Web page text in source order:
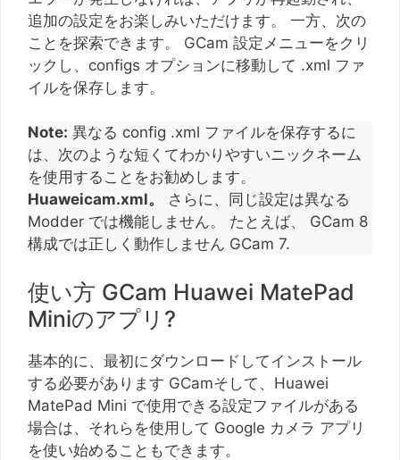
追加の設定をお楽しみいただけます。 一方、次の
ことを探索できます。 GCam 設定メニューをクリ
ックし、configs オプションに移動して .xml ファ
イルを保存します。
Note: 異なる config .xml ファイルを保存するに
は、次のような短くてわかりやすいニックネーム
を使用することをお勧めします。
Huaweicam.xml。
さらに、同じ設定は異なる
Modder では機能しません。 たとえば、 GCam 8
構成では正しく動作しません GCam 7.
使い方 GCam Huawei MatePad
Miniのアプリ?
基本的に、最初にダウンロードしてインストール
する必要があります GCamそして、Huawei
MatePad Mini で使用できる設定ファイルがある
場合は、それらを使用して Google カメラ アプリ
を使い始めることもできます。